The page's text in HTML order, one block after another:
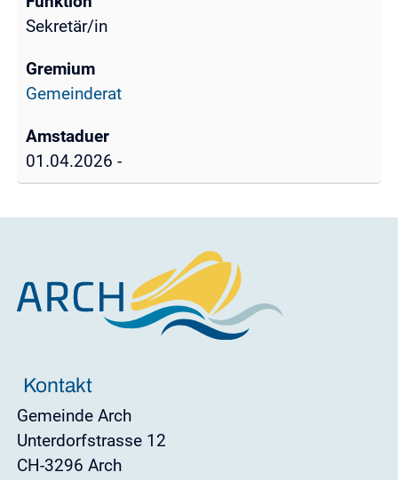
Sekretär/in
Gemeinderat
01.04.2026 -
Kontakt
Gemeinde Arch
Unterdorfstrasse 12
CH-3296 Arch